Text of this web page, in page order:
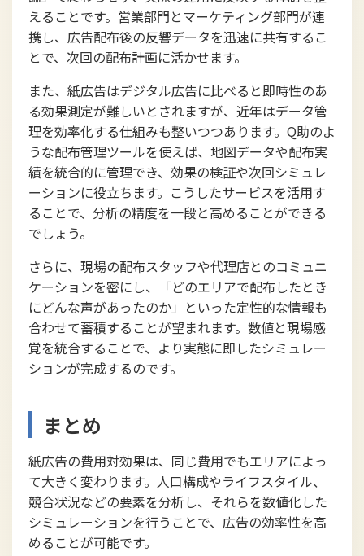
えることです。営業部門とマーケティング部門が連
携し、広告配布後の反響データを迅速に共有するこ
とで、次回の配布計画に活かせます。
また、紙広告はデジタル広告に比べると即時性のあ
る効果測定が難しいとされますが、近年はデータ管
理を効率化する仕組みも整いつつあります。Q助のよ
うな配布管理ツールを使えば、地図データや配布実
績を統合的に管理でき、効果の検証や次回シミュレ
ーションに役立ちます。こうしたサービスを活用す
ることで、分析の精度を一段と高めることができる
でしょう。
さらに、現場の配布スタッフや代理店とのコミュニ
ケーションを密にし、「どのエリアで配布したとき
にどんな声があったのか」といった定性的な情報も
合わせて蓄積することが望まれます。数値と現場感
覚を統合することで、より実態に即したシミュレー
ションが完成するのです。
まとめ
紙広告の費用対効果は、同じ費用でもエリアによっ
て大きく変わります。人口構成やライフスタイル、
競合状況などの要素を分析し、それらを数値化した
シミュレーションを行うことで、広告の効率性を高
めることが可能です。